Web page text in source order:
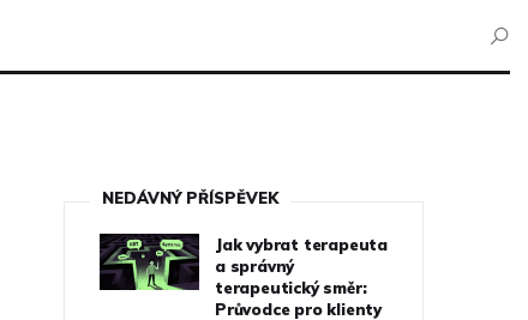
NEDÁVNÝ PŘÍSPĚVEK
Jak vybrat terapeuta
a správný
terapeutický směr:
Průvodce pro klienty